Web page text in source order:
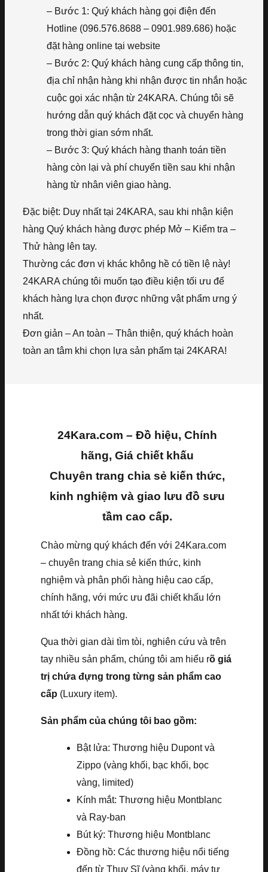
– Bước 1: Quý khách hàng gọi điện đến
Hotline (096.576.8688 – 0901.989.686) hoặc
đặt hàng online tại website
– Bước 2: Quý khách hàng cung cấp thông tin,
địa chỉ nhận hàng khi nhận được tin nhắn hoặc
cuộc gọi xác nhận từ 24KARA. Chúng tôi sẽ
hướng dẫn quý khách đặt cọc và chuyển hàng
trong thời gian sớm nhất.
– Bước 3: Quý khách hàng thanh toán tiền
hàng còn lại và phí chuyển tiền sau khi nhận
hàng từ nhân viên giao hàng.
Đặc biệt: Duy nhất tại 24KARA, sau khi nhận kiện
hàng Quý khách hàng được phép Mở – Kiểm tra –
Thử hàng lên tay.
Thường các đơn vị khác không hề có tiền lệ này!
24KARA chúng tôi muốn tạo điều kiện tối ưu để
khách hàng lựa chọn được những vật phẩm ưng ý
nhất.
Đơn giản – An toàn – Thân thiện, quý khách hoàn
toàn an tâm khi chọn lựa sản phẩm tại 24KARA!
24Kara.com – Đồ hiệu, Chính
hãng, Giá chiết khấu
Chuyên trang chia sẻ kiến thức,
kinh nghiệm và giao lưu đồ sưu
tầm cao cấp.
Chào mừng quý khách đến với 24Kara.com
– chuyên trang chia sẻ kiến thức, kinh
nghiệm và phân phối hàng hiệu cao cấp,
chính hãng, với mức ưu đãi chiết khấu lớn
nhất tới khách hàng.
Qua thời gian dài tìm tòi, nghiên cứu và trên
tay nhiều sản phẩm, chúng tôi am hiểu rõ giá
trị chứa đựng trong từng sản phẩm cao
cấp (Luxury item).
Sản phẩm của chúng tôi bao gồm:
Bật lửa: Thương hiệu Dupont và
Zippo (vàng khối, bạc khối, bọc
vàng, limited)
Kính mắt: Thương hiệu Montblanc
và Ray-ban
Bút ký: Thương hiệu Montblanc
Đồng hồ: Các thương hiệu nổi tiếng
đến từ Thụy Sĩ (vàng khối, máy tự